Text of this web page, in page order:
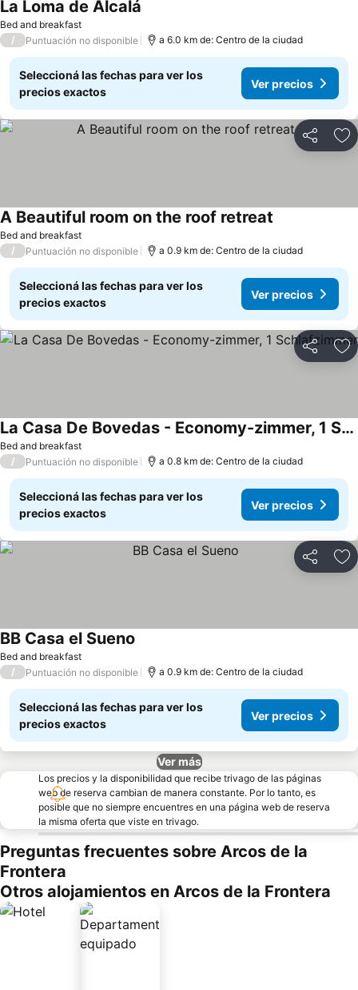
Bed and breakfast
La Loma de Alcalá
/ Puntuación no disponible a 6.0 km de: Centro de la ciudad
Seleccioná las fechas para ver los
precios exactos
Ver precios
Compartir
Bed and breakfast
A Beautiful room on the roof retreat
/ Puntuación no disponible a 0.9 km de: Centro de la ciudad
Seleccioná las fechas para ver los
precios exactos
Ver precios
Compartir
Bed and breakfast
La Casa De Bovedas - Economy-zimmer, 1 Schlafzimmer
Ver precios
/ Puntuación no disponible a 0.8 km de: Centro de la ciudad
Seleccioná las fechas para ver los
precios exactos
Ver precios
Compartir
Bed and breakfast
BB Casa el Sueno
/ Puntuación no disponible a 0.9 km de: Centro de la ciudad
Seleccioná las fechas para ver los
precios exactos
Ver precios
Ver más
Los precios y la disponibilidad que recibe trivago de las páginas
web de reserva cambian de manera constante. Por lo tanto, es
posible que no siempre encuentres en una página web de reserva
la misma oferta que viste en trivago.
Preguntas frecuentes sobre Arcos de la
Frontera
Otros alojamientos en Arcos de la Frontera